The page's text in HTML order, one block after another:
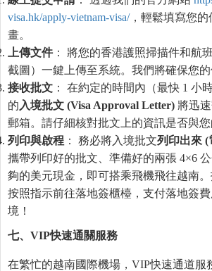
visa.hk/apply-vietnam-visa/，輕鬆填寫您
畫。
上傳文件： 將您的香港護照掃描件和航
截圖）一鍵上傳至系統。我們將確保您的
接收批文 ： 在約定的時間內（最快 1 小
的 入境批文 (Visa Approval Letter) 將迅
郵箱。請仔細核對批文上的資訊是否與您
列印與啟程 ： 務必將入境批文列印出來 (
攜帶列印好的批文、準備好的兩張 4×6
夠的美元現金，即可搭乘飛機飛往越南。
按照指示前往落地簽櫃檯，支付落地簽
境！
七、 VIP快速通關服務
在繁忙的越南國際機場，VIP快速通道服